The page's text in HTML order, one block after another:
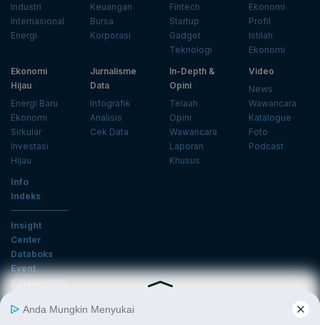
Industri
Internasional
Energi
Keuangan
Bursa
Korporasi
Fintech
Startup
Gadget
Teknologi
Ekonomi
Profil
Istilah
Ekonomi
Ekonomi
Hijau
Energi Baru
Ekonomi
Sirkular
Investasi
Hijau
Jurnalisme
Data
Infografik
Analisis
Cek Data
In-Depth &
Opini
Telaah
Opini
Wawancara
Laporan
Khusus
Video
News
Wawancara
Katalogue
Foto
Podcast
Info
Indeks
Insight
Center
Databoks
Event
KatadataOto